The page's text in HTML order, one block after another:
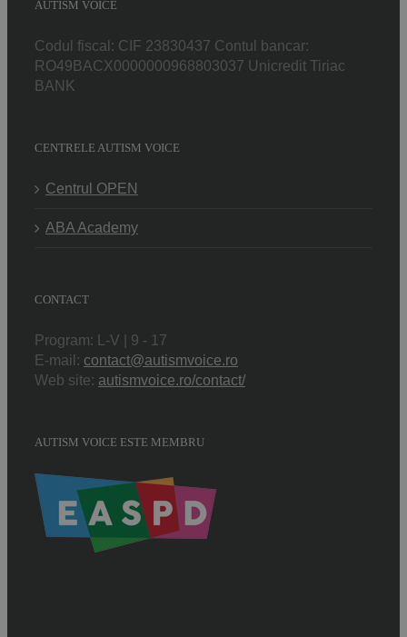
AUTISM VOICE
Codul fiscal: CIF 23830437 Contul bancar:
RO49BACX0000000968803037 Unicredit Tiriac
BANK
CENTRELE AUTISM VOICE
Centrul OPEN
ABA Academy
CONTACT
Program: L-V | 9 - 17
E-mail: contact@autismvoice.ro
Web site: autismvoice.ro/contact/
AUTISM VOICE ESTE MEMBRU